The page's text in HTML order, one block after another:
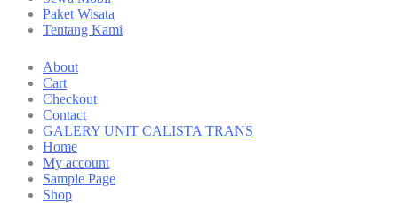
Paket Wisata
Tentang Kami
About
Cart
Checkout
Contact
GALERY UNIT CALISTA TRANS
Home
My account
Sample Page
Shop